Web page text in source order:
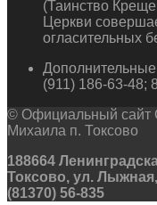
(Таинство
Церкви
огласительных
(911) 186-63-48;
© Официальный сайт
Михаила п. Токсово
188664
Токсово, ул.
(81370) 56-835